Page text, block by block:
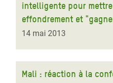
intelligente pour
effondrement et
14 mai 2013
Mali : réaction à la